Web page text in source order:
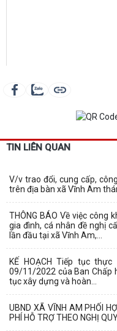
TIN LIÊN QUAN
V/v trao đổi, cung cấp,
trên địa bàn xã Vĩnh Am
THÔNG BÁO Về việc công
gia đình, cá nhân đề nghị
lần đầu tại xã Vĩnh Am,...
KẾ HOẠCH Tiếp tục
09/11/2022 của Ban Chấp
tục xây dựng và hoàn...
UBND XÃ VĨNH AM PHỐI
PHÍ HỖ TRỢ THEO NGHỊ